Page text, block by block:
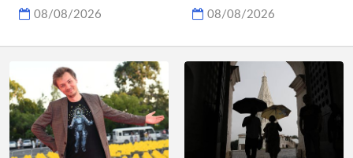
08/08/2026 08/08/2026